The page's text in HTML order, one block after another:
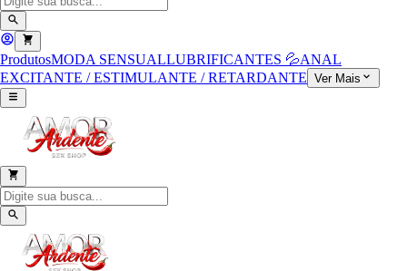
ProdutosMODA SENSUALLUBRIFICANTES 💦ANAL
EXCITANTE / ESTIMULANTE / RETARDANTE Ver Mais